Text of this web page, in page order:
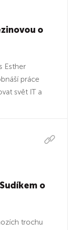
o
Esther
práce
svět IT a
o
trochu